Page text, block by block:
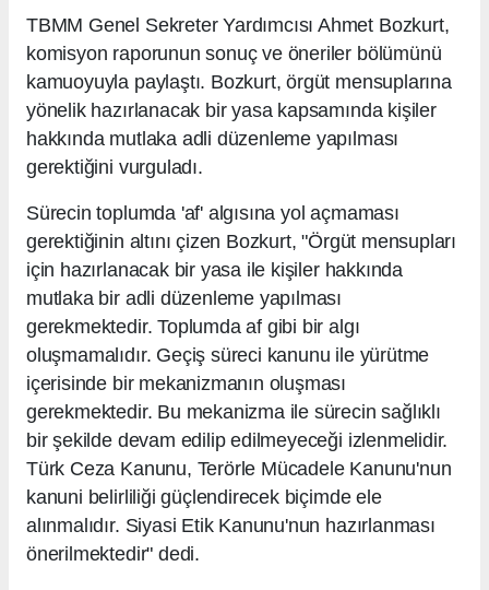
TBMM Genel Sekreter Yardımcısı Ahmet Bozkurt,
komisyon raporunun sonuç ve öneriler bölümünü
kamuoyuyla paylaştı. Bozkurt, örgüt mensuplarına
yönelik hazırlanacak bir yasa kapsamında kişiler
hakkında mutlaka adli düzenleme yapılması
gerektiğini vurguladı.
Sürecin toplumda 'af' algısına yol açmaması
gerektiğinin altını çizen Bozkurt, "Örgüt mensupları
için hazırlanacak bir yasa ile kişiler hakkında
mutlaka bir adli düzenleme yapılması
gerekmektedir. Toplumda af gibi bir algı
oluşmamalıdır. Geçiş süreci kanunu ile yürütme
içerisinde bir mekanizmanın oluşması
gerekmektedir. Bu mekanizma ile sürecin sağlıklı
bir şekilde devam edilip edilmeyeceği izlenmelidir.
Türk Ceza Kanunu, Terörle Mücadele Kanunu'nun
kanuni belirliliği güçlendirecek biçimde ele
alınmalıdır. Siyasi Etik Kanunu'nun hazırlanması
önerilmektedir" dedi.